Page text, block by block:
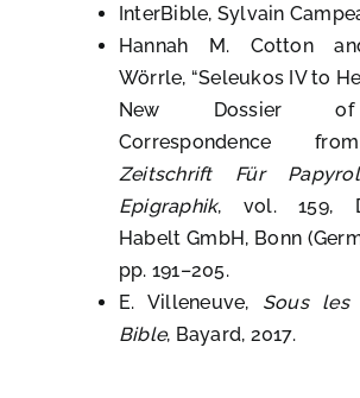
InterBible, Sylvain
Hannah M. Cotton
Wörrle, “Seleukos IV to
New Dossier
Correspondence
Zeitschrift Für
Epigraphik, vol. 159,
Habelt GmbH, Bonn
pp. 191–205.
E. Villeneuve, Sous les
Bible, Bayard, 2017.